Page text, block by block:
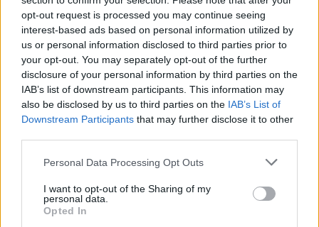
opt-out request is processed you may continue seeing
interest-based ads based on personal information utilized by
us or personal information disclosed to third parties prior to
your opt-out. You may separately opt-out of the further
disclosure of your personal information by third parties on the
IAB’s list of downstream participants. This information may
also be disclosed by us to third parties on the IAB’s List of
Downstream Participants that may further disclose it to other
Please note that this website/app uses one or more Google
not limited to your visit or usage behaviour. You may click to
grant or deny consent to Google and its third-party tags to
use your data for below specified purposes in below Google
Personal Data Processing Opt Outs
I want to opt-out of the Sharing of my
personal data.
Opted In
Interessant? Teilen sie es auf Facebook!
Möchten Sie auf dem Laufenden bleiben?
Folgen Sie uns auf
oog
News